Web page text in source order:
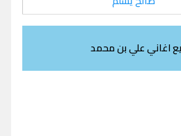
اغاني علي بن محمد